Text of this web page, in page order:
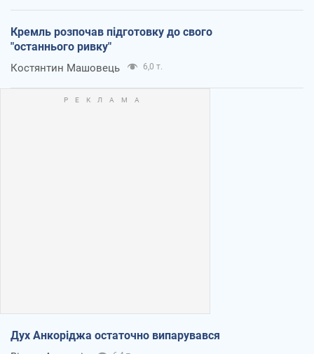
Кремль розпочав підготовку до свого
"останнього ривку"
Костянтин Машовець 6,0 т.
Дух Анкоріджа остаточно випарувався